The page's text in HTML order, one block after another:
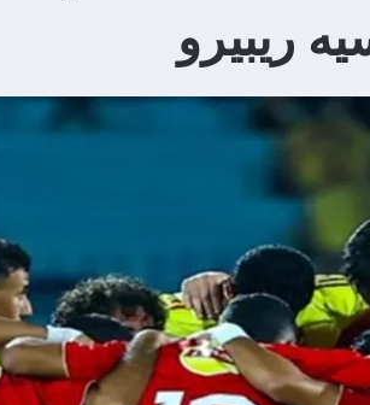
ريبيرو